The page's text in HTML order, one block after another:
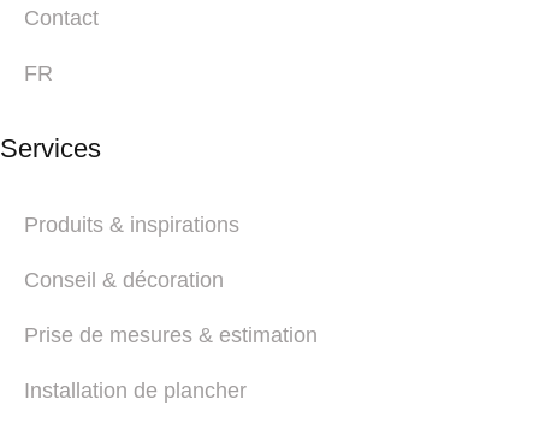
Contact
FR
Services
Produits & inspirations
Conseil & décoration
Prise de mesures & estimation
Installation de plancher